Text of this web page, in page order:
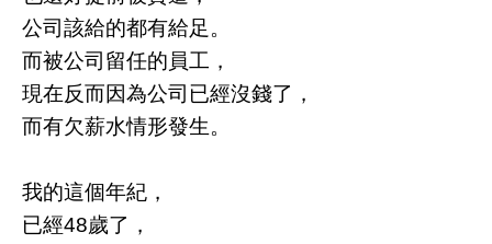
公司該給的都有給足。
而被公司留任的員工，
現在反而因為公司已經沒錢了，
而有欠薪水情形發生。
我的這個年紀，
已經48歲了，